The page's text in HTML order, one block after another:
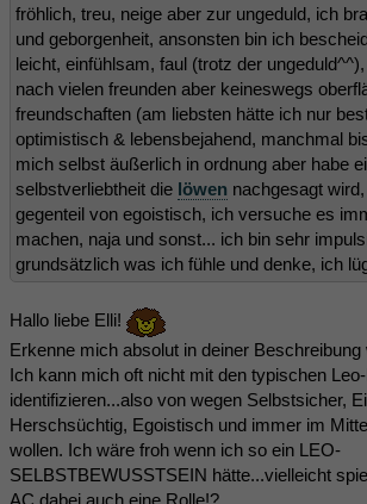
fröhlich, treu, neige aber zur ungeduld, ich
und geborgenheit, ansonsten bin ich
leicht, einfühlsam, faul (trotz der
nach vielen freunden aber keineswegs
freundschaften (am liebsten hätte ich nur
optimistisch & lebensbejahend, manchmal
mich selbst äußerlich in ordnung aber habe
selbstverliebtheit die löwen nachgesagt
gegenteil von egoistisch, ich versuche es
machen, naja und sonst... ich bin sehr
grundsätzlich was ich fühle und denke, ich
Hallo liebe Elli!
Erkenne mich absolut in deiner Beschreibung
Ich kann mich oft nicht mit den typischen
identifizieren...also von wegen Selbstsicher,
Herschsüchtig, Egoistisch und immer im
wollen. Ich wäre froh wenn ich so ein LEO-
SELBSTBEWUSSTSEIN hätte...vielleicht
AC dabei auch eine Rolle!?